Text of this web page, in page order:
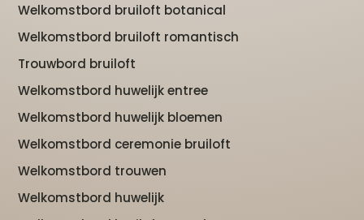
Welkomstbord bruiloft botanical
Welkomstbord bruiloft romantisch
Trouwbord bruiloft
Welkomstbord huwelijk entree
Welkomstbord huwelijk bloemen
Welkomstbord ceremonie bruiloft
Welkomstbord trouwen
Welkomstbord huwelijk